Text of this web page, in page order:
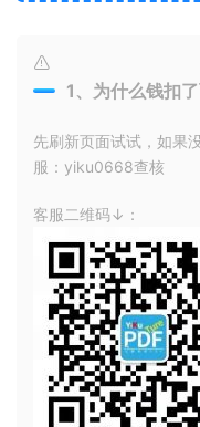
1、为什么钱扣
先刷新页面试试，如果
服：yiku0668查核
客服二维码↓：